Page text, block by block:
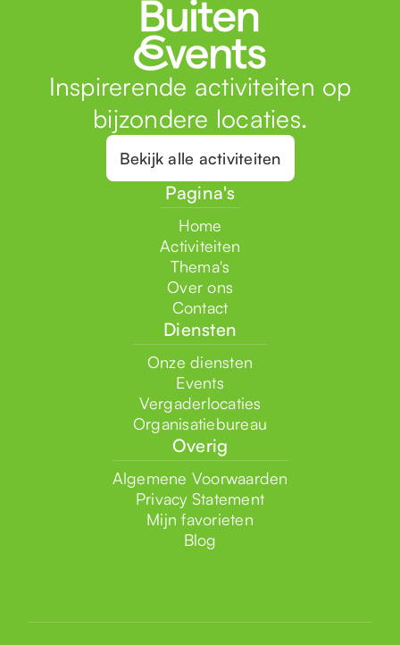
Inspirerende activiteiten op
bijzondere locaties.
Bekijk alle activiteiten
Pagina's
Home
Activiteiten
Thema's
Over ons
Contact
Diensten
Onze diensten
Events
Vergaderlocaties
Organisatiebureau
Overig
Algemene Voorwaarden
Privacy Statement
Mijn favorieten
Blog